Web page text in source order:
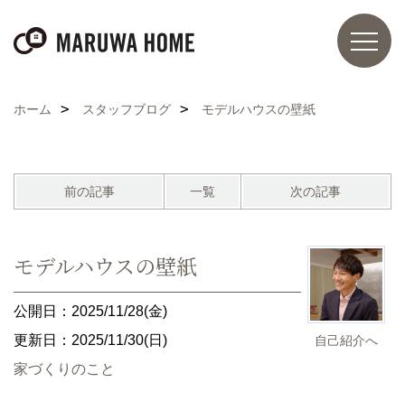
ホーム スタッフブログ モデルハウスの壁紙
前の記事 一覧 次の記事
自己紹介へ
モデルハウスの壁紙
公開日：2025/11/28(金)
更新日：2025/11/30(日)
家づくりのこと